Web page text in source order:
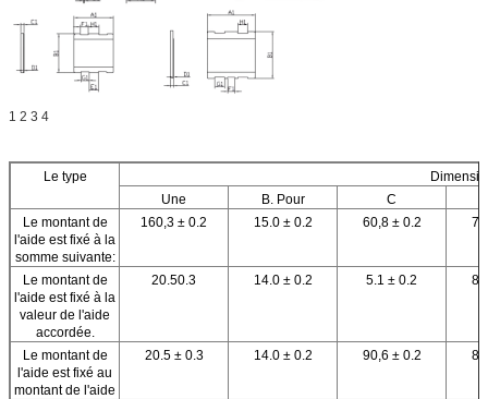
1 2 3 4
Le type
Une
B. Pour
C
Le montant de
l'aide est fixé à la
somme suivante:
160,3 ± 0.2 15.0 ± 0.2 60,8 ± 0.2
Le montant de
l'aide est fixé à la
valeur de l'aide
accordée.
20.50.3 14.0 ± 0.2 5.1 ± 0.2
Le montant de
l'aide est fixé au
montant de l'aide
20.5 ± 0.3 14.0 ± 0.2 90,6 ± 0.2